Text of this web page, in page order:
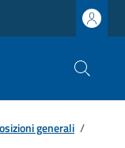
generali /